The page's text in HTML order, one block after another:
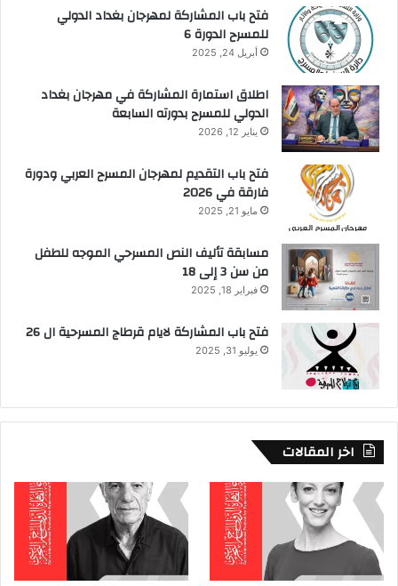
فتح باب المشاركة لمهرجان بغداد الدولي
للمسرح الدورة 6
أبريل 24, 2025
اطلاق استمارة المشاركة في مهرجان بغداد
الدولي للمسرح بدورته السابعة
يناير 12, 2026
فتح باب التقديم لمهرجان المسرح العربي ودورة
فارقة في 2026
مايو 21, 2025
مسابقة تأليف النص المسرحي الموجه للطفل
من سن 3 إلى 18
فبراير 18, 2025
فتح باب المشاركة لايام قرطاج المسرحية ال 26
يوليو 31, 2025
اخر المقالات